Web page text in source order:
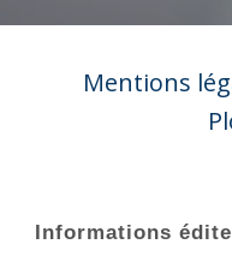
Mentions
Informations